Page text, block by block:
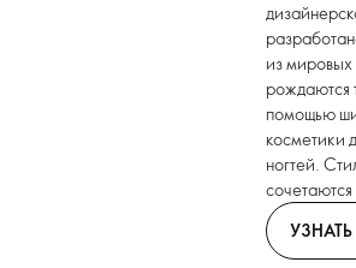
из мировых
рождаются
помощью
косметики
ногтей.
форматами.